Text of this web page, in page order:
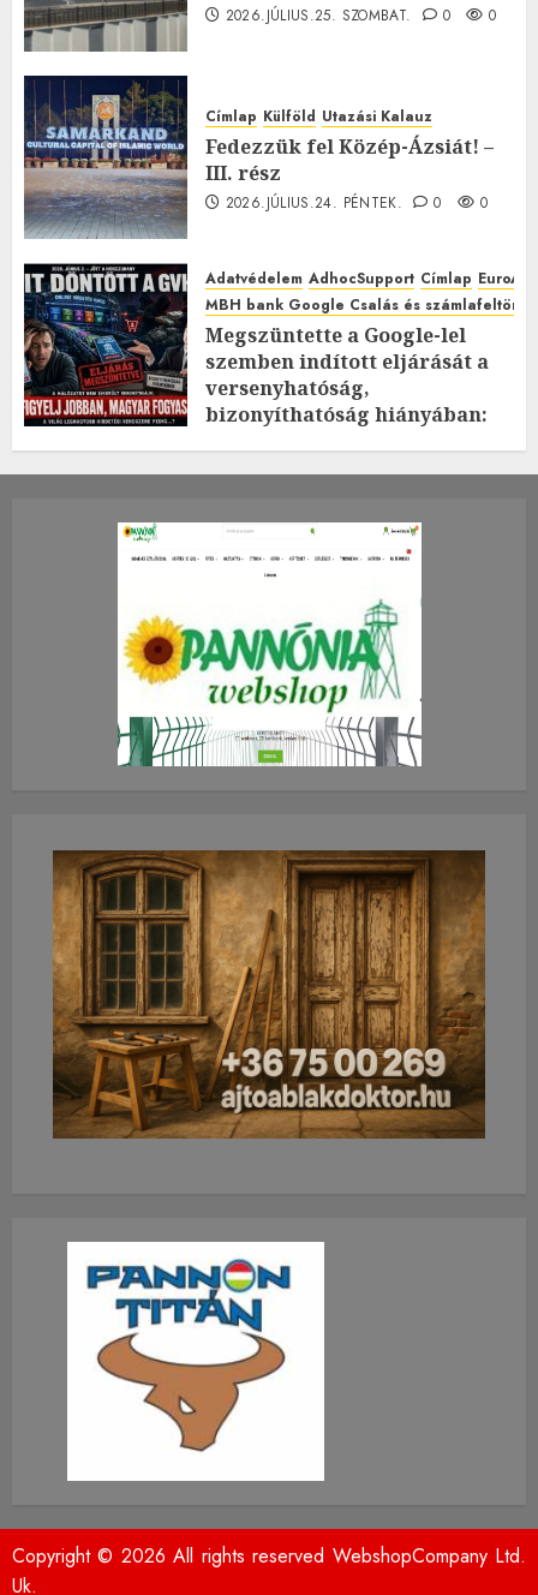
2026.JÚLIUS.25. SZOMBAT. 0 0
Címlap Külföld Utazási Kalauz
Fedezzük fel Közép-Ázsiát! –
III. rész
2026.JÚLIUS.24. PÉNTEK. 0 0
Adatvédelem AdhocSupport Címlap
MBH bank Google Csalás és
Megszüntette a Google-lel
szemben indított eljárását a
versenyhatóság,
bizonyíthatóság hiányában:
2026.JÚLIUS.23. CSÜTÖRTÖK.
0
Copyright © 2026 All rights reserved WebshopCompany Ltd.
Uk.